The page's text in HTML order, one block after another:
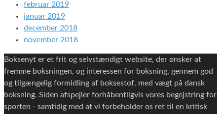
februar 2019
januar 2019
december 2018
november 2018
Boksenyt er et frit og selvstændigt website, der ønsker at
fremme boksningen, og interessen for boksning, gennem god
og tilgængelig formidling af boksestof, med vægt på dansk
boksning. Siden afspejler forhåbentligvis vores begejstring for
sporten - samtidig med at vi forbeholder os ret til en kritisk